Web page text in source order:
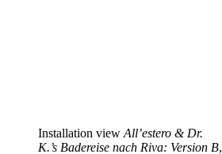
Installation view All’estero & Dr.
K.’s Badereise nach Riva: Version B,